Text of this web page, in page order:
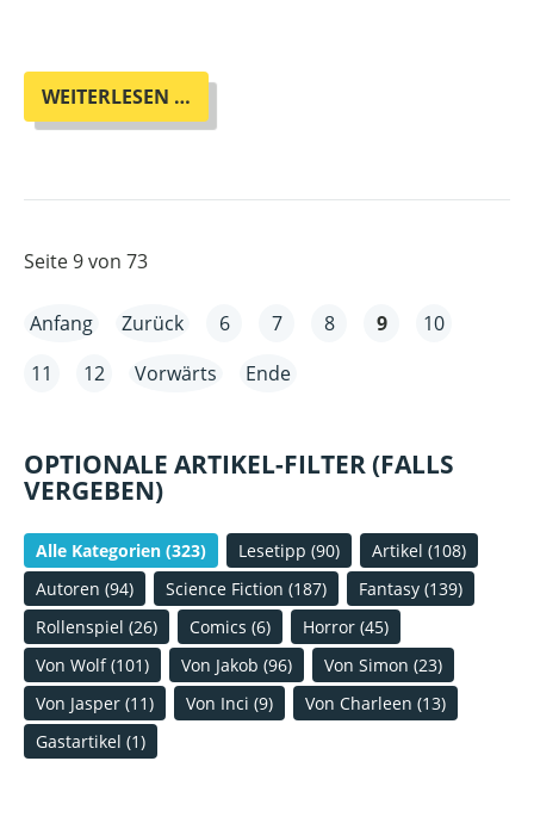
WEITERLESEN …
THIEDE
NEUEN
AS G
IRD" A
ADIATOR-V
THERLAND
Seite 9 von 73
Anfang Zurück 6 7 8 9
10
11
12 Vorwärts Ende
OPTIONALE ARTIKEL-FILTER (FALLS
VERGEBEN)
Alle Kategorien (323) Lesetipp (90) Artikel (108)
Autoren (94) Science Fiction (187) Fantasy (139)
Rollenspiel (26) Comics (6) Horror (45)
Von Wolf (101) Von Jakob (96) Von Simon (23)
Von Jasper (11) Von Inci (9) Von Charleen (13)
Gastartikel (1)